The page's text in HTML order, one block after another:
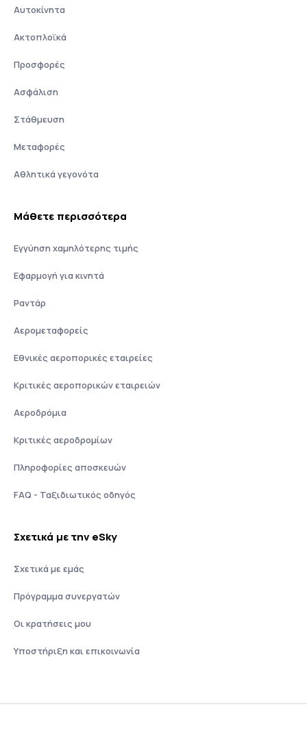
Αυτοκίνητα
Ακτοπλοϊκά
Προσφορές
Ασφάλιση
Στάθμευση
Μεταφορές
Αθλητικά γεγονότα
Μάθετε περισσότερα
Εγγύηση χαμηλότερης τιμής
Εφαρμογή για κινητά
Ραντάρ
Αερομεταφορείς
Εθνικές αεροπορικές εταιρείες
Κριτικές αεροπορικών εταιρειών
Αεροδρόμια
Κριτικές αεροδρομίων
Πληροφορίες αποσκευών
FAQ - Ταξιδιωτικός οδηγός
Σχετικά με την eSky
Σχετικά με εμάς
Πρόγραμμα συνεργατών
Οι κρατήσεις μου
Υποστήριξη και επικοινωνία